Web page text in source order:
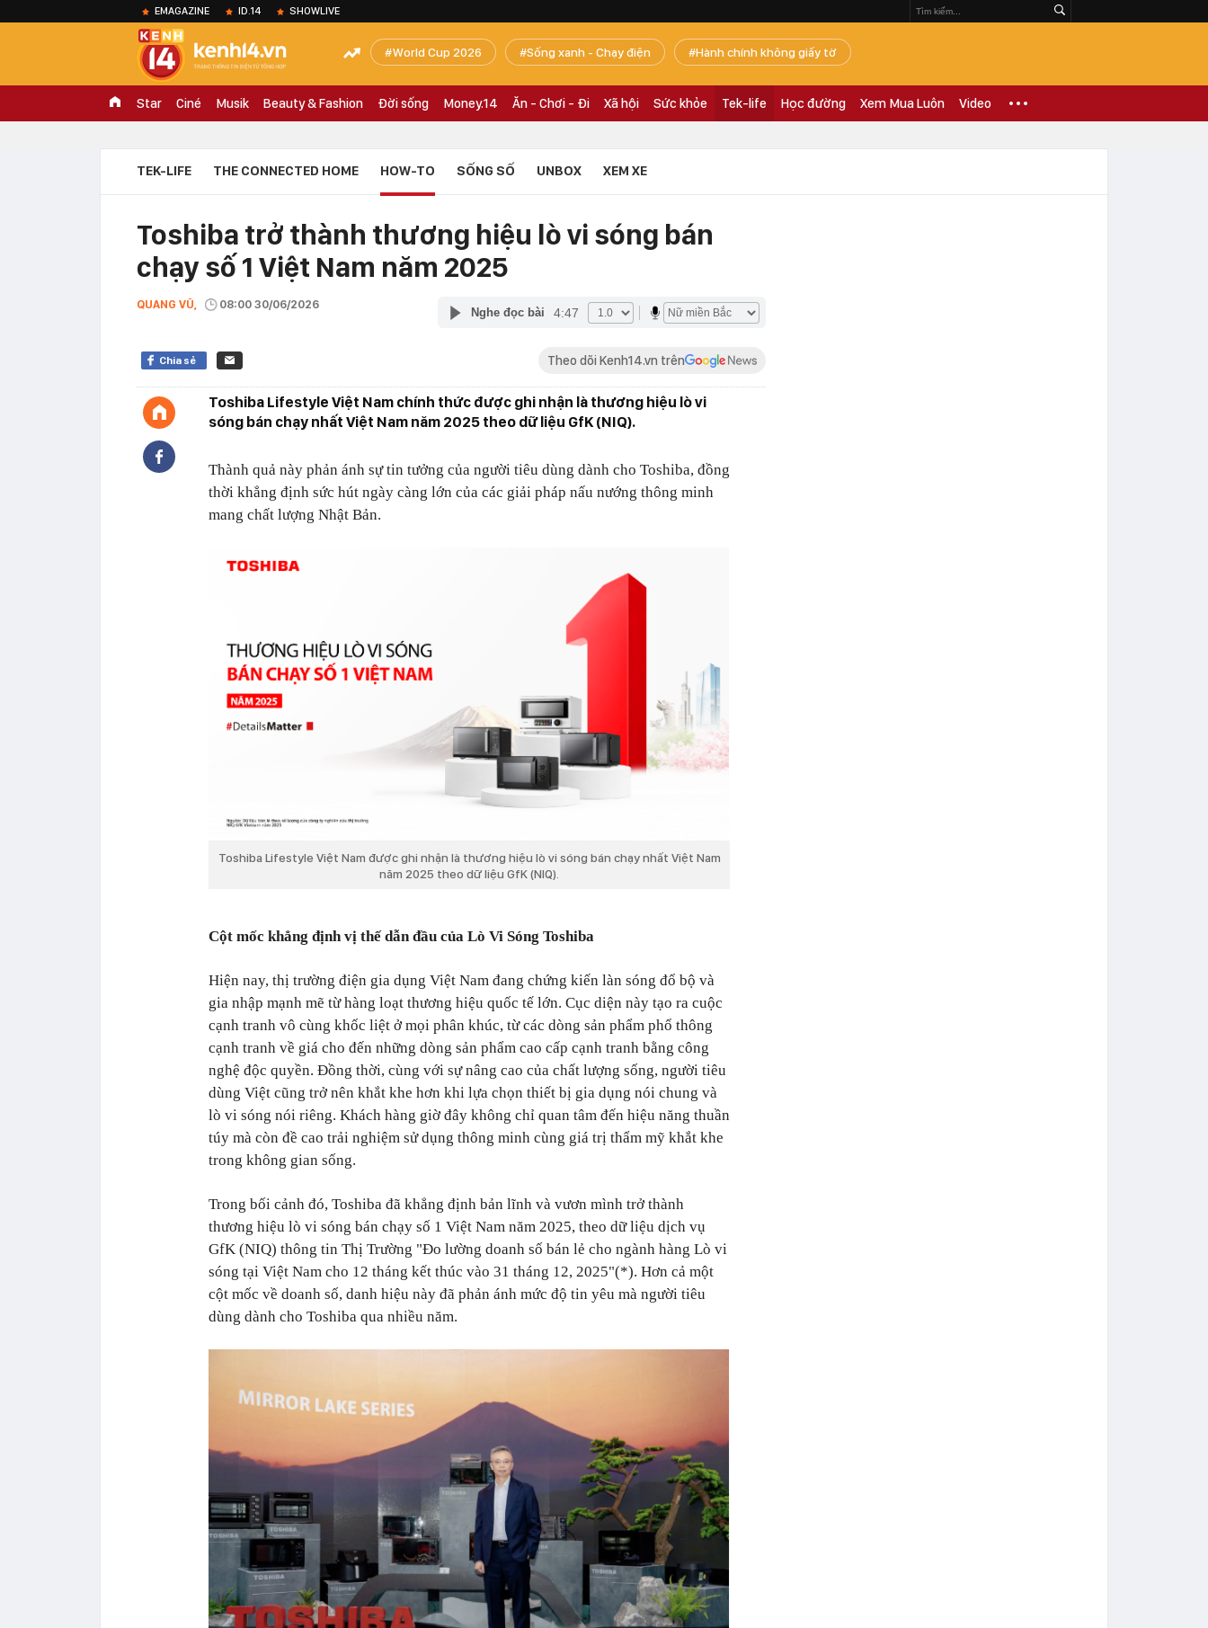
EMAGAZINE ID.14 SHOWLIVE
World Cup 2026 Sống xanh - Chạy điện Hành chính không giấy tờ
Star Ciné Musik Beauty & Fashion Đời sống Money.14 Ăn - Chơi - Đi Xã hội Sức khỏe Tek-life Học đường Xem Mua Luôn Video
TEK-LIFE THE CONNECTED HOME HOW-TO SỐNG SỐ UNBOX XEM XE
Toshiba trở thành thương hiệu lò vi sóng bán
chạy số 1 Việt Nam năm 2025
QUANG VŨ, 08:00 30/06/2026
Nghe đọc bài 4:47
Chia sẻ Theo dõi Kenh14.vn trên
Toshiba Lifestyle Việt Nam chính thức được ghi nhận là thương hiệu lò vi
sóng bán chạy nhất Việt Nam năm 2025 theo dữ liệu GfK (NIQ).
Thành quả này phản ánh sự tin tưởng của người tiêu dùng dành cho Toshiba, đồng
thời khẳng định sức hút ngày càng lớn của các giải pháp nấu nướng thông minh
mang chất lượng Nhật Bản.
Toshiba Lifestyle Việt Nam được ghi nhận là thương hiệu lò vi sóng bán chạy nhất Việt Nam
năm 2025 theo dữ liệu GfK (NIQ).
Cột mốc khẳng định vị thế dẫn đầu của Lò Vi Sóng Toshiba
Hiện nay, thị trường điện gia dụng Việt Nam đang chứng kiến làn sóng đổ bộ và
gia nhập mạnh mẽ từ hàng loạt thương hiệu quốc tế lớn. Cục diện này tạo ra cuộc
cạnh tranh vô cùng khốc liệt ở mọi phân khúc, từ các dòng sản phẩm phổ thông
cạnh tranh về giá cho đến những dòng sản phẩm cao cấp cạnh tranh bằng công
nghệ độc quyền. Đồng thời, cùng với sự nâng cao của chất lượng sống, người tiêu
dùng Việt cũng trở nên khắt khe hơn khi lựa chọn thiết bị gia dụng nói chung và
lò vi sóng nói riêng. Khách hàng giờ đây không chỉ quan tâm đến hiệu năng thuần
túy mà còn đề cao trải nghiệm sử dụng thông minh cùng giá trị thẩm mỹ khắt khe
trong không gian sống.
Trong bối cảnh đó, Toshiba đã khẳng định bản lĩnh và vươn mình trở thành
thương hiệu lò vi sóng bán chạy số 1 Việt Nam năm 2025, theo dữ liệu dịch vụ
GfK (NIQ) thông tin Thị Trường "Đo lường doanh số bán lẻ cho ngành hàng Lò vi
sóng tại Việt Nam cho 12 tháng kết thúc vào 31 tháng 12, 2025"(*). Hơn cả một
cột mốc về doanh số, danh hiệu này đã phản ánh mức độ tin yêu mà người tiêu
dùng dành cho Toshiba qua nhiều năm.